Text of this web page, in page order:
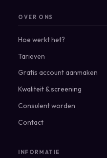
OVER ONS
Hoe werkt het?
Tarieven
Gratis account aanmaken
Kwaliteit & screening
Consulent worden
Contact
INFORMATIE